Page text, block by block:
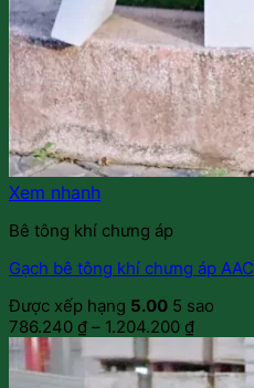
Xem nhanh
Bê tông khí chưng áp
Gạch bê tông khí chưng áp AAC
Được xếp hạng 5.00 5 sao
786.240 ₫ – 1.204.200 ₫